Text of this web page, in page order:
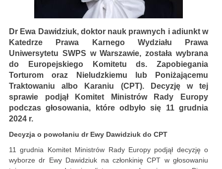
Dr Ewa Dawidziuk, doktor nauk prawnych i adiunkt w
Katedrze Prawa Karnego Wydziału Prawa
Uniwersytetu SWPS w Warszawie, została wybrana
do Europejskiego Komitetu ds. Zapobiegania
Torturom oraz Nieludzkiemu lub Poniżającemu
Traktowaniu albo Karaniu (CPT). Decyzję w tej
sprawie podjął Komitet Ministrów Rady Europy
podczas głosowania, które odbyło się 11 grudnia
2024 r.
Decyzja o powołaniu dr Ewy Dawidziuk do CPT
11 grudnia Komitet Ministrów Rady Europy podjął decyzję o
wyborze dr Ewy Dawidziuk na członkinię CPT w głosowaniu